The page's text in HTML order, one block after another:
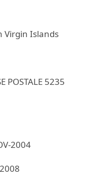
Virgin Islands
POSTALE 5235
2004